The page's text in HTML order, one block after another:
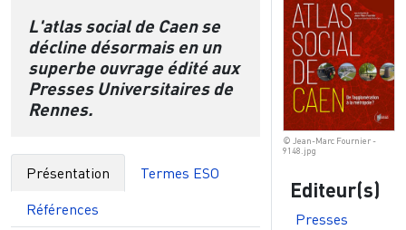
L'atlas social de Caen se
décline désormais en un
superbe ouvrage édité aux
Presses Universitaires de
Rennes.
Présentation
Termes ESO
Références
© Jean-Marc Fournier -
9148.jpg
Editeur(s)
Presses